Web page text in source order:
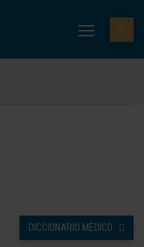
DICCIONARIO MÉDICO